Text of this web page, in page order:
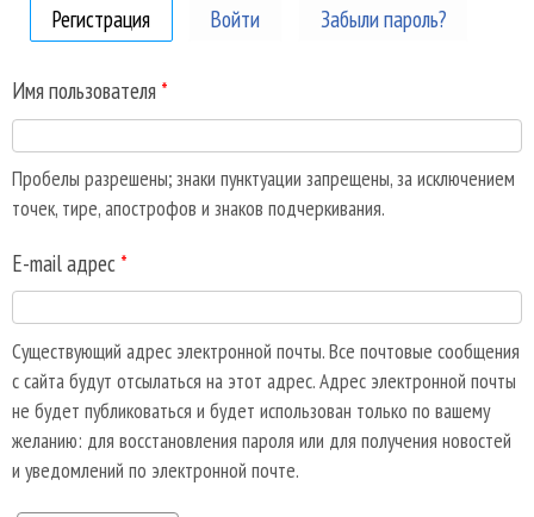
Регистрация (активная вкладка)
Войти Забыли пароль?
Имя пользователя *
Пробелы разрешены; знаки пунктуации запрещены, за исключением
точек, тире, апострофов и знаков подчеркивания.
E-mail адрес *
Существующий адрес электронной почты. Все почтовые сообщения
с сайта будут отсылаться на этот адрес. Адрес электронной почты
не будет публиковаться и будет использован только по вашему
желанию: для восстановления пароля или для получения новостей
и уведомлений по электронной почте.